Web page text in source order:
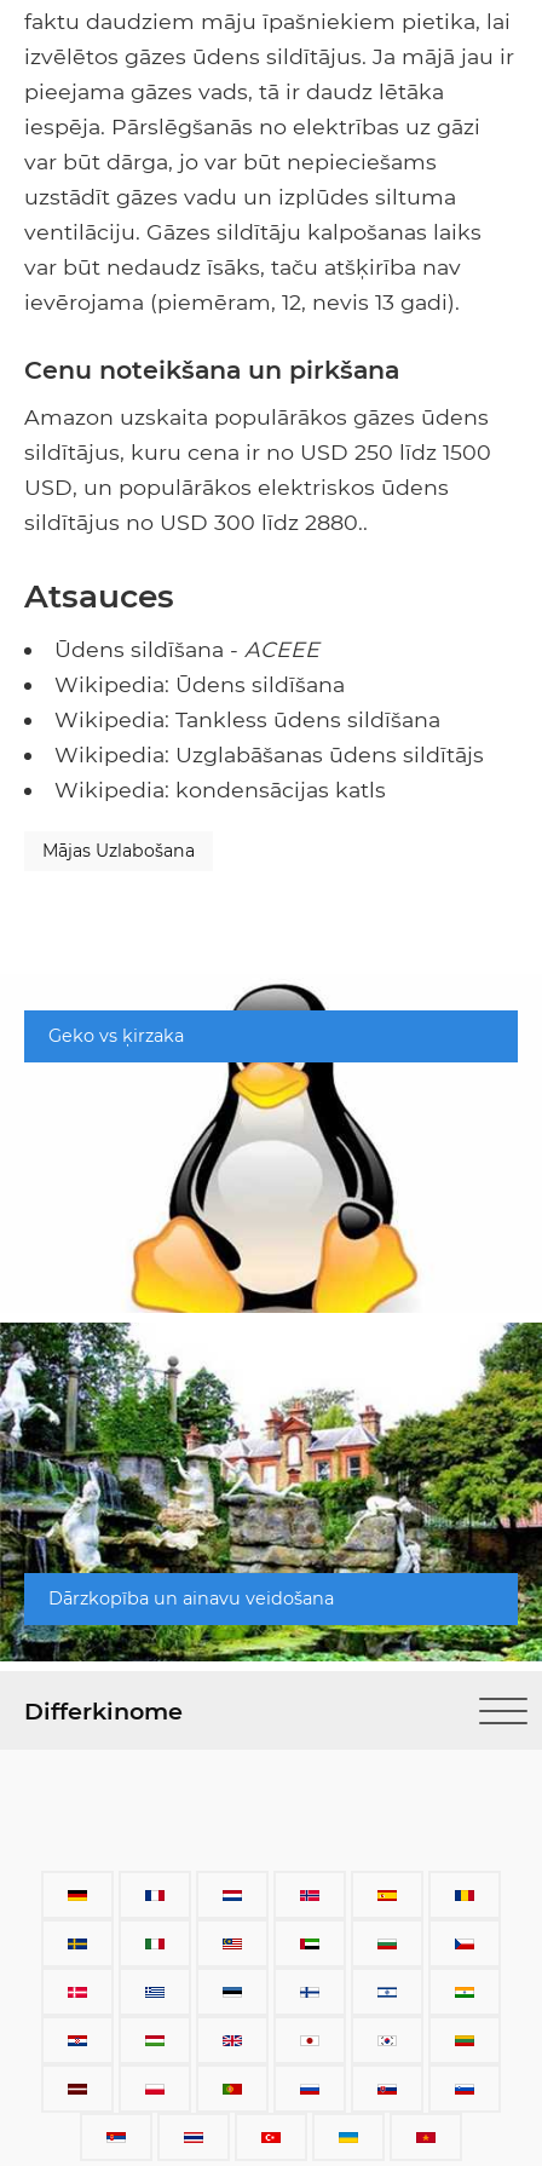
faktu daudziem māju īpašniekiem pietika, lai
izvēlētos gāzes ūdens sildītājus. Ja mājā jau ir
pieejama gāzes vads, tā ir daudz lētāka
iespēja. Pārslēgšanās no elektrības uz gāzi
var būt dārga, jo var būt nepieciešams
uzstādīt gāzes vadu un izplūdes siltuma
ventilāciju. Gāzes sildītāju kalpošanas laiks
var būt nedaudz īsāks, taču atšķirība nav
ievērojama (piemēram, 12, nevis 13 gadi).
Cenu noteikšana un pirkšana
Amazon uzskaita populārākos gāzes ūdens
sildītājus, kuru cena ir no USD 250 līdz 1500
USD, un populārākos elektriskos ūdens
sildītājus no USD 300 līdz 2880..
Atsauces
Ūdens sildīšana - ACEEE
Wikipedia: Ūdens sildīšana
Wikipedia: Tankless ūdens sildīšana
Wikipedia: Uzglabāšanas ūdens sildītājs
Wikipedia: kondensācijas katls
Mājas Uzlabošana
Geko vs ķirzaka
Dārzkopība un ainavu veidošana
Differkinome